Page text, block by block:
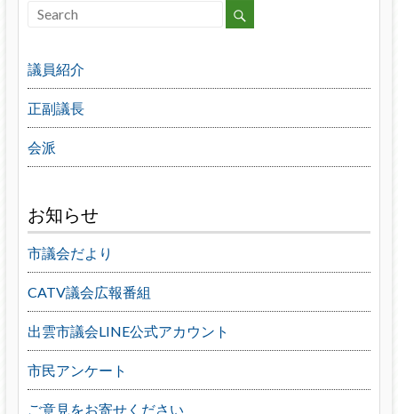
議員紹介
正副議長
会派
お知らせ
市議会だより
CATV議会広報番組
出雲市議会LINE公式アカウント
市民アンケート
ご意見をお寄せください